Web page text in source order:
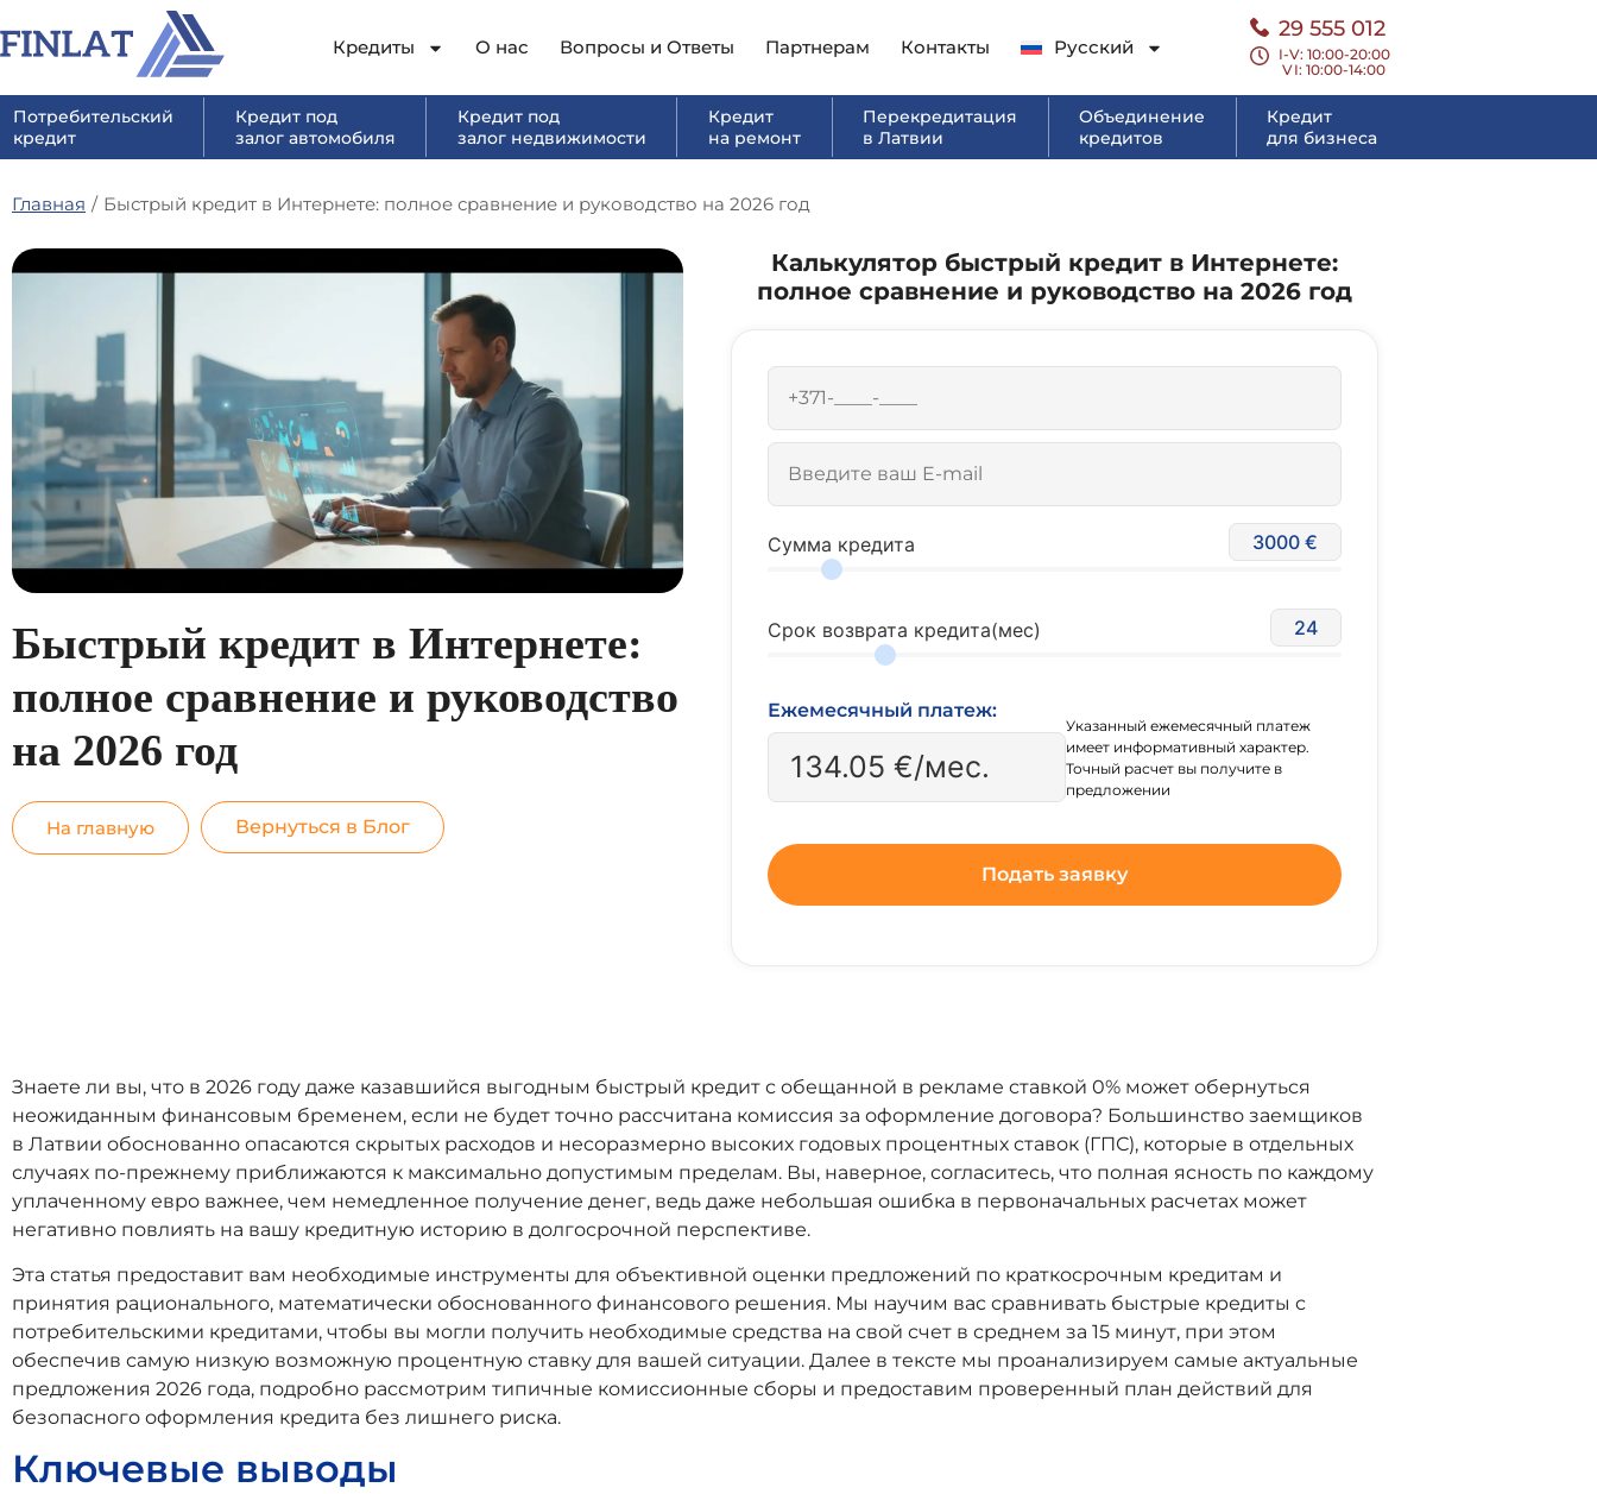
Кредиты О нас Вопросы и Ответы Партнерам Контакты Русский
29 555 012
I-V: 10:00-20:00
VI: 10:00-14:00
Потребительский
кредит
Кредит под
залог автомобиля
Кредит под
залог недвижимости
Кредит
на ремонт
Перекредитация
в Латвии
Объединение
кредитов
Кредит
для бизнеса
Главная / Быстрый кредит в Интернете: полное сравнение и руководство на 2026 год
Быстрый кредит в Интернете:
полное сравнение и руководство
на 2026 год
На главную Вернуться в Блог
Калькулятор быстрый кредит в Интернете:
полное сравнение и руководство на 2026 год
Сумма кредита 3000
Срок возврата кредита(мес) 24
Ежемесячный платеж:
134.05 €/мес.
Указанный ежемесячный платеж
имеет информативный характер.
Точный расчет вы получите в
предложении
Подать заявку
Знаете ли вы, что в 2026 году даже казавшийся выгодным быстрый кредит с обещанной в рекламе ставкой 0% может обернуться
неожиданным финансовым бременем, если не будет точно рассчитана комиссия за оформление договора? Большинство заемщиков
в Латвии обоснованно опасаются скрытых расходов и несоразмерно высоких годовых процентных ставок (ГПС), которые в отдельных
случаях по-прежнему приближаются к максимально допустимым пределам. Вы, наверное, согласитесь, что полная ясность по каждому
уплаченному евро важнее, чем немедленное получение денег, ведь даже небольшая ошибка в первоначальных расчетах может
негативно повлиять на вашу кредитную историю в долгосрочной перспективе.
Эта статья предоставит вам необходимые инструменты для объективной оценки предложений по краткосрочным кредитам и
принятия рационального, математически обоснованного финансового решения. Мы научим вас сравнивать быстрые кредиты с
потребительскими кредитами, чтобы вы могли получить необходимые средства на свой счет в среднем за 15 минут, при этом
обеспечив самую низкую возможную процентную ставку для вашей ситуации. Далее в тексте мы проанализируем самые актуальные
предложения 2026 года, подробно рассмотрим типичные комиссионные сборы и предоставим проверенный план действий для
безопасного оформления кредита без лишнего риска.
Ключевые выводы